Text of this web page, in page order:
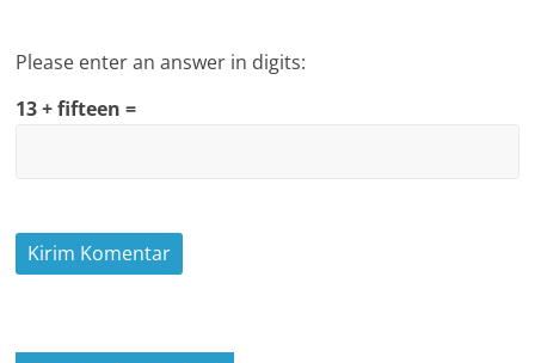
Please enter an answer in digits:
13 + fifteen =